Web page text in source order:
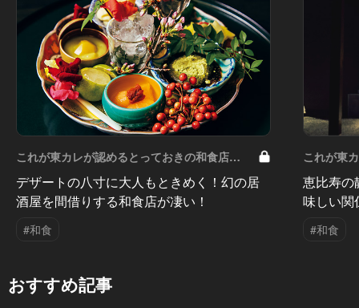
これが東カレが認めるとっておきの和食店
Vol.16
デザートの八寸に大人もときめく！幻の居
酒屋を間借りする和食店が凄い！
#和食
これが東
Vol.15
恵比寿の
味しい関
#和食
おすすめ記事